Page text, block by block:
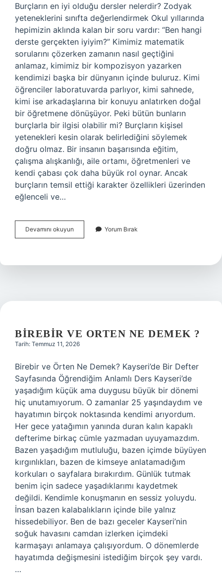
Burçların en iyi olduğu dersler nelerdir? Zodyak
yeteneklerini sınıfta değerlendirmek Okul yıllarında
hepimizin aklında kalan bir soru vardır: “Ben hangi
derste gerçekten iyiyim?” Kimimiz matematik
sorularını çözerken zamanın nasıl geçtiğini
anlamaz, kimimiz bir kompozisyon yazarken
kendimizi başka bir dünyanın içinde buluruz. Kimi
öğrenciler laboratuvarda parlıyor, kimi sahnede,
kimi ise arkadaşlarına bir konuyu anlatırken doğal
bir öğretmene dönüşüyor. Peki bütün bunların
burçlarla bir ilgisi olabilir mi? Burçların kişisel
yetenekleri kesin olarak belirlediğini söylemek
doğru olmaz. Bir insanın başarısında eğitim,
çalışma alışkanlığı, aile ortamı, öğretmenleri ve
kendi çabası çok daha büyük rol oynar. Ancak
burçların temsil ettiği karakter özellikleri üzerinden
eğlenceli ve…
Devamını okuyun Burçların
en
dersler
Yorum Bırak
BIREBIR VE ORTEN NE DEMEK ?
Tarih: Temmuz 11, 2026
Birebir ve Örten Ne Demek? Kayseri’de Bir Defter
Sayfasında Öğrendiğim Anlamlı Ders Kayseri’de
yaşadığım küçük ama duygusu büyük bir dönemi
hiç unutamıyorum. O zamanlar 25 yaşındaydım ve
hayatımın birçok noktasında kendimi arıyordum.
Her gece yatağımın yanında duran kalın kapaklı
defterime birkaç cümle yazmadan uyuyamazdım.
Bazen yaşadığım mutluluğu, bazen içimde büyüyen
kırgınlıkları, bazen de kimseye anlatamadığım
korkuları o sayfalara bırakırdım. Günlük tutmak
benim için sadece yaşadıklarımı kaydetmek
değildi. Kendimle konuşmanın en sessiz yoluydu.
İnsan bazen kalabalıkların içinde bile yalnız
hissedebiliyor. Ben de bazı geceler Kayseri’nin
soğuk havasını camdan izlerken içimdeki
karmaşayı anlamaya çalışıyordum. O dönemlerde
hayatımda değişmesini istediğim birçok şey vardı.
…